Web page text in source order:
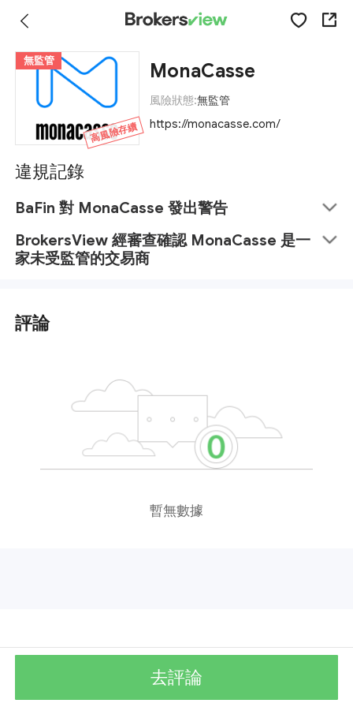
無監管
高風險存續
MonaCasse
風險狀態:無監管
https://monacasse.com/
違規記錄
BaFin 對 MonaCasse 發出警告
BrokersView 經審查確認 MonaCasse 是一
家未受監管的交易商
評論
暫無數據
去評論